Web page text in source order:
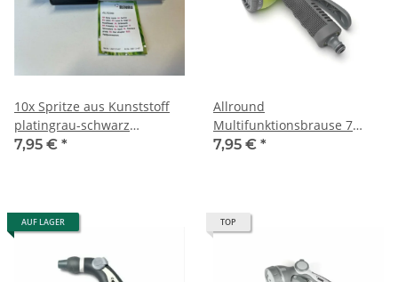
10x Spritze aus Kunststoff
platingrau-schwarz
stufenlos verstellbar
7,95 € *
Allround
Multifunktionsbrause 7
Sprühformen
7,95 € *
AUF LAGER TOP